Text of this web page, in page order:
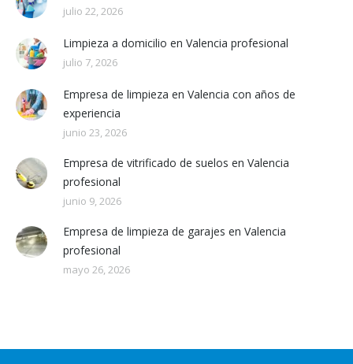
julio 22, 2026
Limpieza a domicilio en Valencia profesional
julio 7, 2026
Empresa de limpieza en Valencia con años de
experiencia
junio 23, 2026
Empresa de vitrificado de suelos en Valencia
profesional
junio 9, 2026
Empresa de limpieza de garajes en Valencia
profesional
mayo 26, 2026